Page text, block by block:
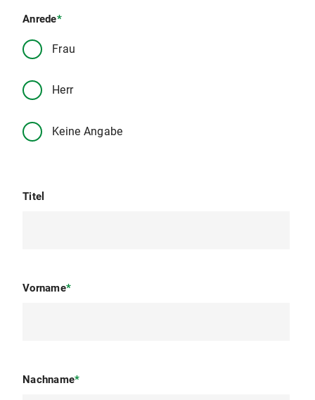
Anrede*
Frau
Herr
Keine Angabe
Titel
Vorname*
Nachname*